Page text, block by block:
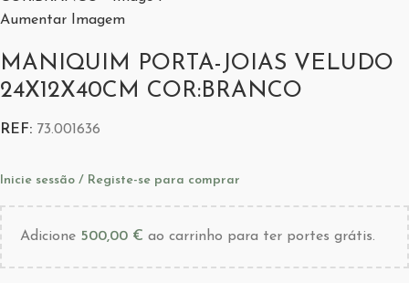
Aumentar Imagem
MANIQUIM PORTA-JOIAS VELUDO
24X12X40CM COR:BRANCO
REF: 73.001636
Inicie sessão / Registe-se para comprar
Adicione 500,00 € ao carrinho para ter portes grátis.